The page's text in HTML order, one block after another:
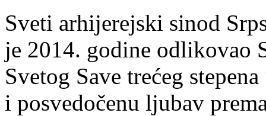
Sveti arhijerejski sinod
je 2014. godine odlikovao
Svetog Save trećeg
i posvedočenu ljubav